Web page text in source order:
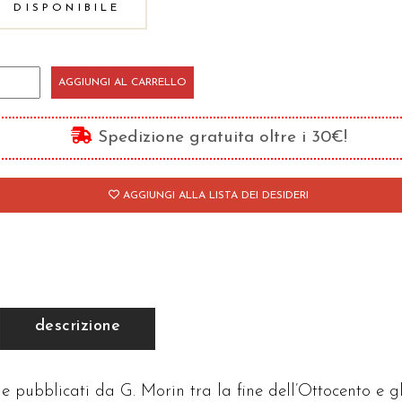
DISPONIBILE
AGGIUNGI AL CARRELLO
Spedizione gratuita oltre i 30€!
AGGIUNGI ALLA LISTA DEI DESIDERI
descrizione
pubblicati da G. Morin tra la fine dell’Ottocento e